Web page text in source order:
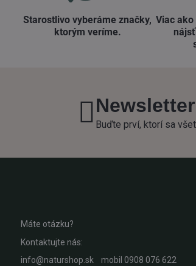
Starostlivo vyberáme značky,
ktorým veríme​.
Viac
Newsletter
Buďte prví, ktorí sa
Máte otázku?
Kontaktujte nás:
info@naturshop.skmobil 0908 076 622